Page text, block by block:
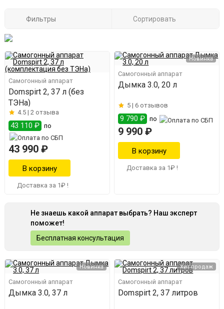
Фильтры Сортировать
Самогонный аппарат
Domspirt 2, 37 л (без
ТЭНа)
4.5 | 2 отзыва
43 110 ₽ по
43 990 ₽
Доставка за 1₽ !
Новинка
Самогонный аппарат
Дымка 3.0, 20 л
5 |6 отзывов
9 790 ₽ по
9 990 ₽
Доставка за 1₽ !
Не знаешь какой аппарат выбрать? Наш эксперт
поможет!
Бесплатная консультация
Новинка
Самогонный аппарат
Дымка 3.0, 37 л
Хит продаж
Самогонный аппарат
Domspirt 2, 37 литров